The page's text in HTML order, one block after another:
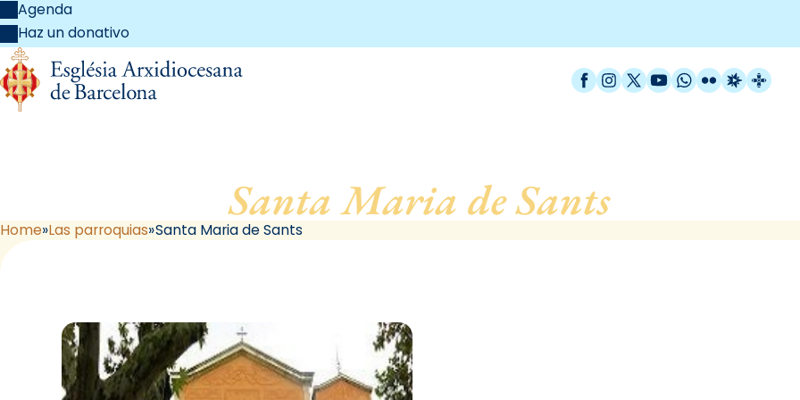
Agenda
Haz un donativo
Facebook
Instagram
X / Twitter
YouTube
WhatsApp
FlickrRadio
Santa Maria de Sants, de
Home Las parroquias Santa Maria de Sants